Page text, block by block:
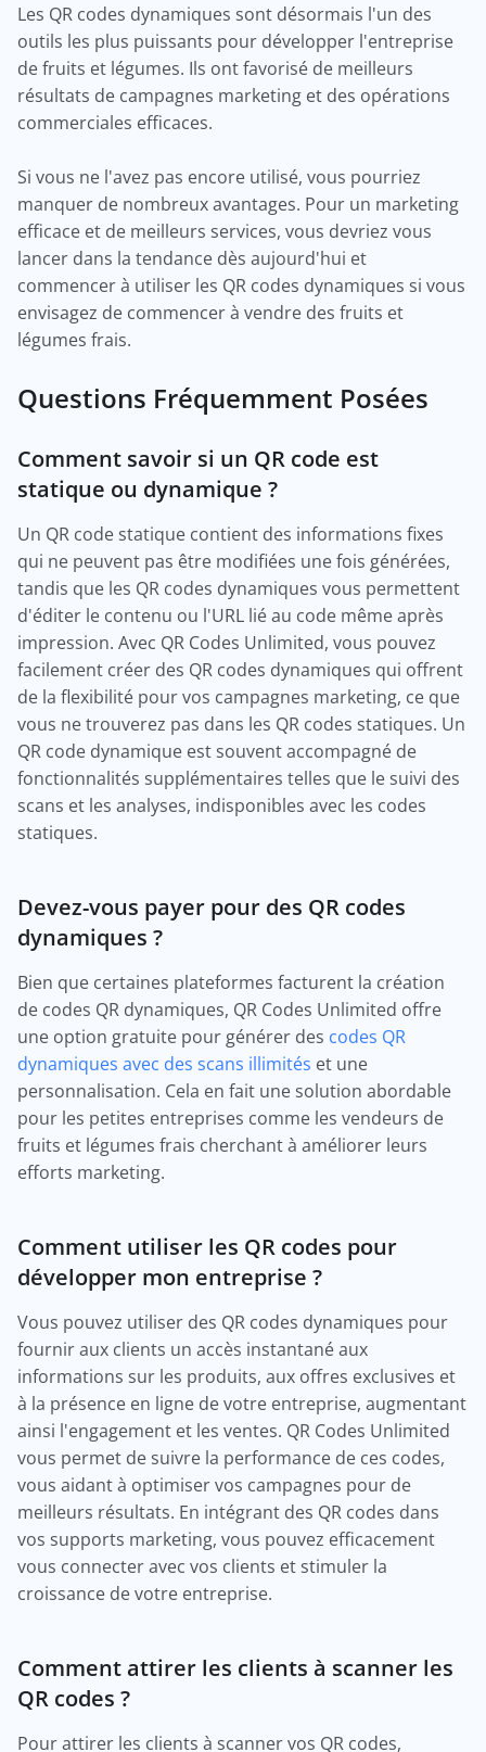
Les QR codes dynamiques sont désormais l'un des
outils les plus puissants pour développer l'entreprise
de fruits et légumes. Ils ont favorisé de meilleurs
résultats de campagnes marketing et des opérations
commerciales efficaces.
Si vous ne l'avez pas encore utilisé, vous pourriez
manquer de nombreux avantages. Pour un marketing
efficace et de meilleurs services, vous devriez vous
lancer dans la tendance dès aujourd'hui et
commencer à utiliser les QR codes dynamiques si vous
envisagez de commencer à vendre des fruits et
légumes frais.
Questions Fréquemment Posées
Comment savoir si un QR code est
statique ou dynamique ?
Un QR code statique contient des informations fixes
qui ne peuvent pas être modifiées une fois générées,
tandis que les QR codes dynamiques vous permettent
d'éditer le contenu ou l'URL lié au code même après
impression. Avec QR Codes Unlimited, vous pouvez
facilement créer des QR codes dynamiques qui offrent
de la flexibilité pour vos campagnes marketing, ce que
vous ne trouverez pas dans les QR codes statiques. Un
QR code dynamique est souvent accompagné de
fonctionnalités supplémentaires telles que le suivi des
scans et les analyses, indisponibles avec les codes
statiques.
Devez-vous payer pour des QR codes
dynamiques ?
Bien que certaines plateformes facturent la création
de codes QR dynamiques, QR Codes Unlimited offre
une option gratuite pour générer des codes QR
dynamiques avec des scans illimités et une
personnalisation. Cela en fait une solution abordable
pour les petites entreprises comme les vendeurs de
fruits et légumes frais cherchant à améliorer leurs
efforts marketing.
Comment utiliser les QR codes pour
développer mon entreprise ?
Vous pouvez utiliser des QR codes dynamiques pour
fournir aux clients un accès instantané aux
informations sur les produits, aux offres exclusives et
à la présence en ligne de votre entreprise, augmentant
ainsi l'engagement et les ventes. QR Codes Unlimited
vous permet de suivre la performance de ces codes,
vous aidant à optimiser vos campagnes pour de
meilleurs résultats. En intégrant des QR codes dans
vos supports marketing, vous pouvez efficacement
vous connecter avec vos clients et stimuler la
croissance de votre entreprise.
Comment attirer les clients à scanner les
QR codes ?
Pour attirer les clients à scanner vos QR codes,